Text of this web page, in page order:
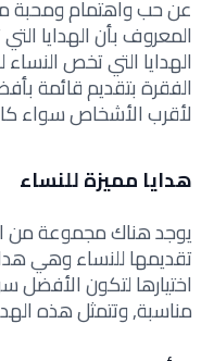
عن حب واهتمام ومحبة
المعروف بأن الهدايا
الهدايا التي تخص
الفقرة بتقديم قائمة
لأقرب الأشخاص سواء
هدايا مميزة للنساء
يوجد هناك مجموعة من
تقديمها للنساء وهي
اختيارها لتكون الأفضل
مناسبة, وتتمثل هذه